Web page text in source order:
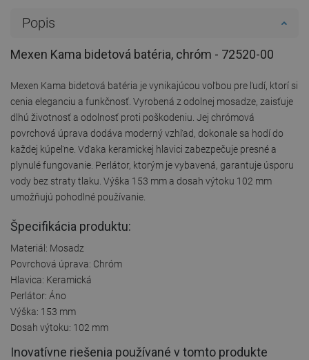
Popis
Mexen Kama bidetová batéria, chróm - 72520-00
Mexen Kama bidetová batéria je vynikajúcou voľbou pre ľudí, ktorí si
cenia eleganciu a funkčnosť. Vyrobená z odolnej mosadze, zaisťuje
dlhú životnosť a odolnosť proti poškodeniu. Jej chrómová
povrchová úprava dodáva moderný vzhľad, dokonale sa hodí do
každej kúpeľne. Vďaka keramickej hlavici zabezpečuje presné a
plynulé fungovanie. Perlátor, ktorým je vybavená, garantuje úsporu
vody bez straty tlaku. Výška 153 mm a dosah výtoku 102 mm
umožňujú pohodlné používanie.
Špecifikácia produktu:
Materiál: Mosadz
Povrchová úprava: Chróm
Hlavica: Keramická
Perlátor: Áno
Výška: 153 mm
Dosah výtoku: 102 mm
Inovatívne riešenia používané v tomto produkte